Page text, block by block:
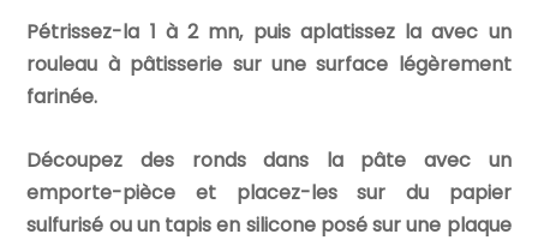
Pétrissez-la 1 à 2 mn, puis aplatissez la avec un
rouleau à pâtisserie sur une surface légèrement
farinée.
Découpez des ronds dans la pâte avec un
emporte-pièce et placez-les sur du papier
sulfurisé ou un tapis en silicone posé sur une plaque